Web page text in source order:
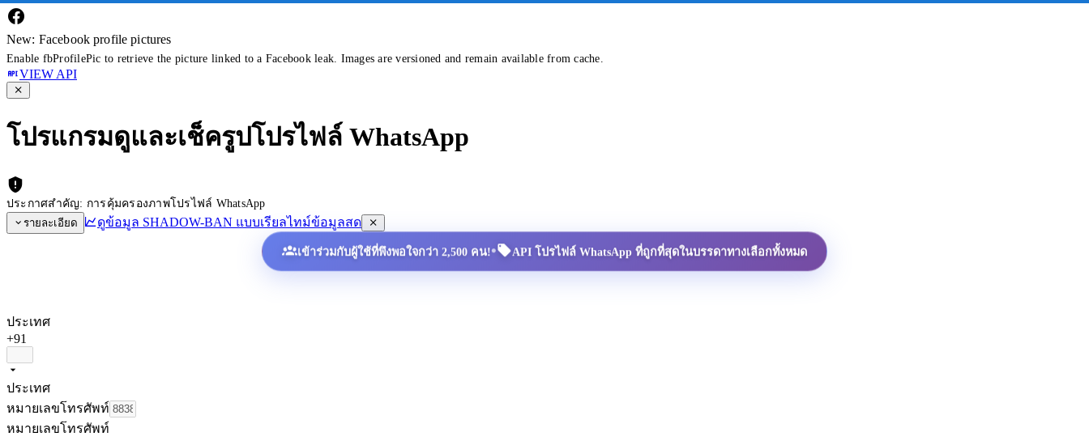
New: Facebook profile pictures
Enable fbProfilePic to retrieve the picture linked to a Facebook leak. Images are versioned and remain available from cache.
VIEW API
โปรแกรมดูและเช็ครูปโปรไฟล์ WhatsApp
ประกาศสำคัญ: การคุ้มครองภาพโปรไฟล์ WhatsApp
รายละเอียด
ดูข้อมูล SHADOW-BAN แบบเรียลไทม์ข้อมูลสด
เข้าร่วมกับผู้ใช้ที่พึงพอใจกว่า 2,500 คน!• API โปรไฟล์ WhatsApp ที่ถูกที่สุดในบรรดาทางเลือกทั้งหมด
ประเทศ
+91
ประเทศ
หมายเลขโทรศัพท์
หมายเลขโทรศัพท์